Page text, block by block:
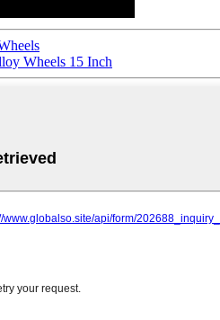
Wheels 15 Inch